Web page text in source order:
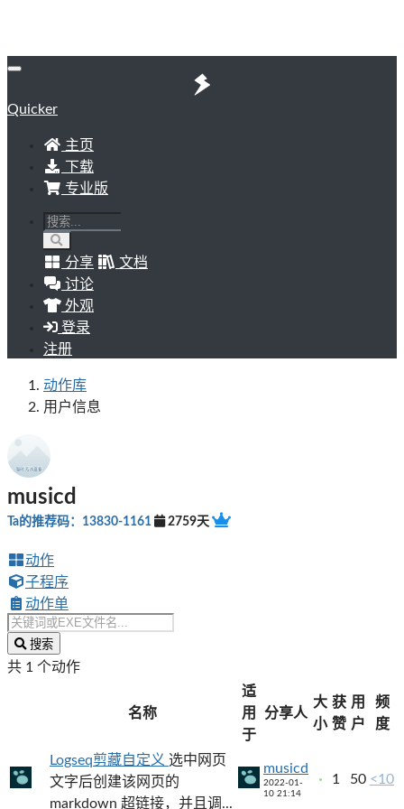
Quicker
主页
下载
专业版
分享
文档
讨论
外观
登录
注册
动作库
用户信息
musicd
Ta的推荐码：13830-1161 2759天
动作
子程序
动作单
搜索
共 1 个动作
名称
适
用
于
分享人
大
小
获
赞
用
户
频
度
Logseq剪藏自定义 选中网页
文字后创建该网页的
markdown 超链接，并且调...
musicd
2022-01-
10 21:14
1 50 <10